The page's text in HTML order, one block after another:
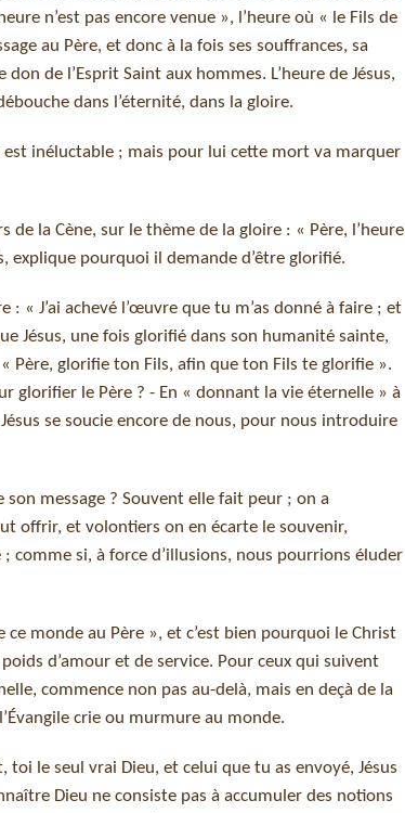
n’est pas encore venue », l’heure où « le Fils de
au Père, et donc à la fois ses souffrances, sa
de l’Esprit Saint aux hommes. L’heure de Jésus,
dans l’éternité, dans la gloire.
est inéluctable ; mais pour lui cette mort va marquer
de la Cène, sur le thème de la gloire : « Père, l’heure
explique pourquoi il demande d’être glorifié.
« J’ai achevé l’œuvre que tu m’as donné à faire ; et
Jésus, une fois glorifié dans son humanité sainte,
glorifie ton Fils, afin que ton Fils te glorifie ».
glorifier le Père ? - En « donnant la vie éternelle » à
se soucie encore de nous, pour nous introduire
son message ? Souvent elle fait peur ; on a
offrir, et volontiers on en écarte le souvenir,
comme si, à force d’illusions, nous pourrions éluder
ce monde au Père », et c’est bien pourquoi le Christ
d’amour et de service. Pour ceux qui suivent
commence non pas au-delà, mais en deçà de la
crie ou murmure au monde.
toi le seul vrai Dieu, et celui que tu as envoyé, Jésus
Dieu ne consiste pas à accumuler des notions